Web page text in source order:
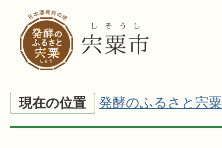
現在の位置 発酵のふるさと宍粟